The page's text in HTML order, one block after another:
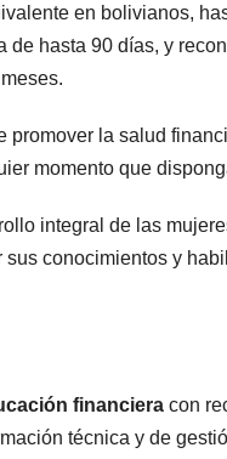
en bolivianos,
de hasta 90 días, y
la salud
momento que
integral de las
conocimientos y
financiera con
técnica y de